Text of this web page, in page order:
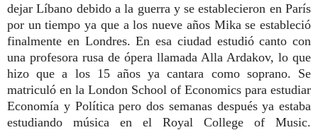
dejar Líbano debido a la guerra y se establecieron en París
por un tiempo ya que a los nueve años Mika se estableció
finalmente en Londres.En esa ciudad estudió canto con
una profesora rusa de ópera llamada Alla Ardakov, lo que
hizo que a los 15 años ya cantara como soprano. Se
matriculó en la London School of Economics para estudiar
Economía y Política pero dos semanas después ya estaba
estudiando música en el Royal College of Music.